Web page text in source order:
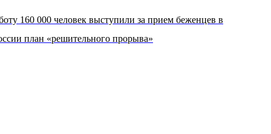
160 000 человек выступили за прием беженцев в
план «решительного прорыва»